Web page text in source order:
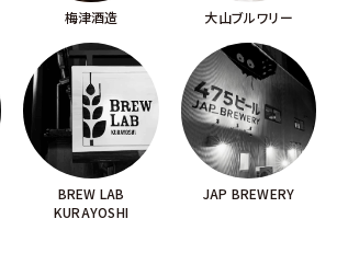
梅津酒造 大山ブルワリー
BREW LAB
KURAYOSHI
JAP BREWERY